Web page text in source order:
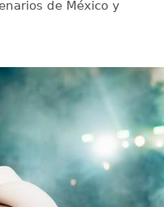
de México y